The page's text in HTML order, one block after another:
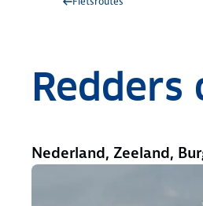
Nederland, Zeeland,